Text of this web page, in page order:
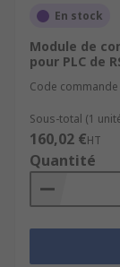
En stock
Module de
pour PLC de
Code commande
Sous-total (1
160,02 €HT
Quantité